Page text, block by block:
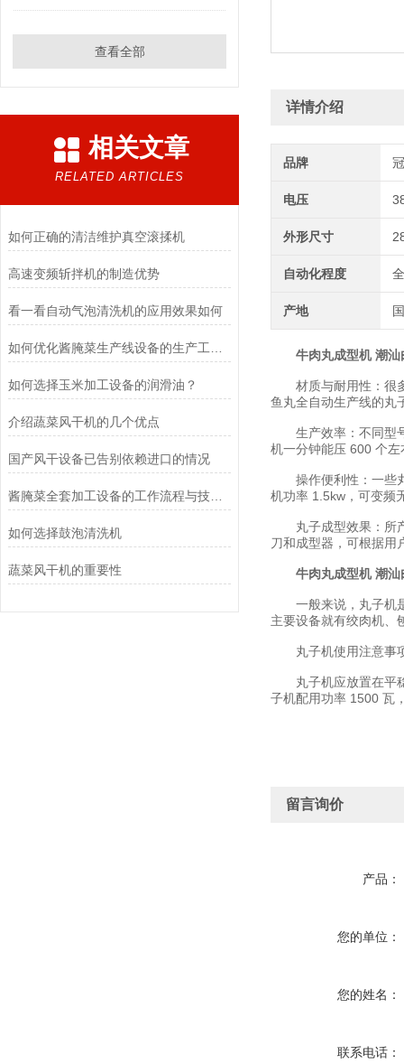
查看全部
相关文章
RELATED ARTICLES
如何正确的清洁维护真空滚揉机
高速变频斩拌机的制造优势
看一看自动气泡清洗机的应用效果如何
如何选择玉米加工设备的润滑油？
介绍蔬菜风干机的几个优点
国产风干设备已告别依赖进口的情况
酱腌菜全套加工设备的工作流程与技术分析
如何选择鼓泡清洗机
蔬菜风干机的重要性
详情介绍
品牌
电压
外形尺寸
自动化程度
产地
牛肉丸成型机 潮
材质与耐用性：很多
鱼丸全自动生产线的丸
生产效率：不同型号
机一分钟能压 600 个左
操作便利性：一些丸
机功率 1.5kw，可变频
丸子成型效果：所产
刀和成型器，可根据用
牛肉丸成型机 潮
一般来说，丸子机是
主要设备就有绞肉机、
丸子机使用注意事
丸子机应放置在平稳
子机配用功率 1500 瓦
留言询价
产品：
您的单位：
您的姓名：
联系电话：